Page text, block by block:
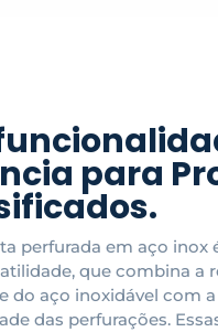
para
perfurada em aço inox
que combina a
do aço inoxidável com a
das perfurações.